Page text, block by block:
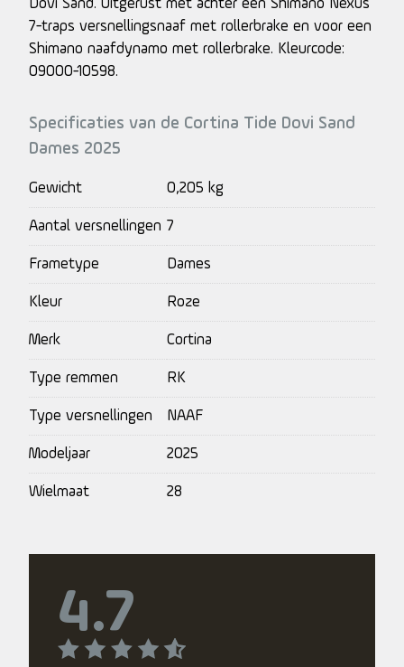
Dovi Sand. Uitgerust met achter een Shimano Nexus
7-traps versnellingsnaaf met rollerbrake en voor een
Shimano naafdynamo met rollerbrake. Kleurcode:
09000-10598.
Specificaties van de Cortina Tide Dovi Sand
Dames 2025
Gewicht 0,205 kg
Aantal versnellingen 7
Frametype Dames
Kleur Roze
Merk Cortina
Type remmen RK
Type versnellingen NAAF
Modeljaar 2025
Wielmaat 28
4.7